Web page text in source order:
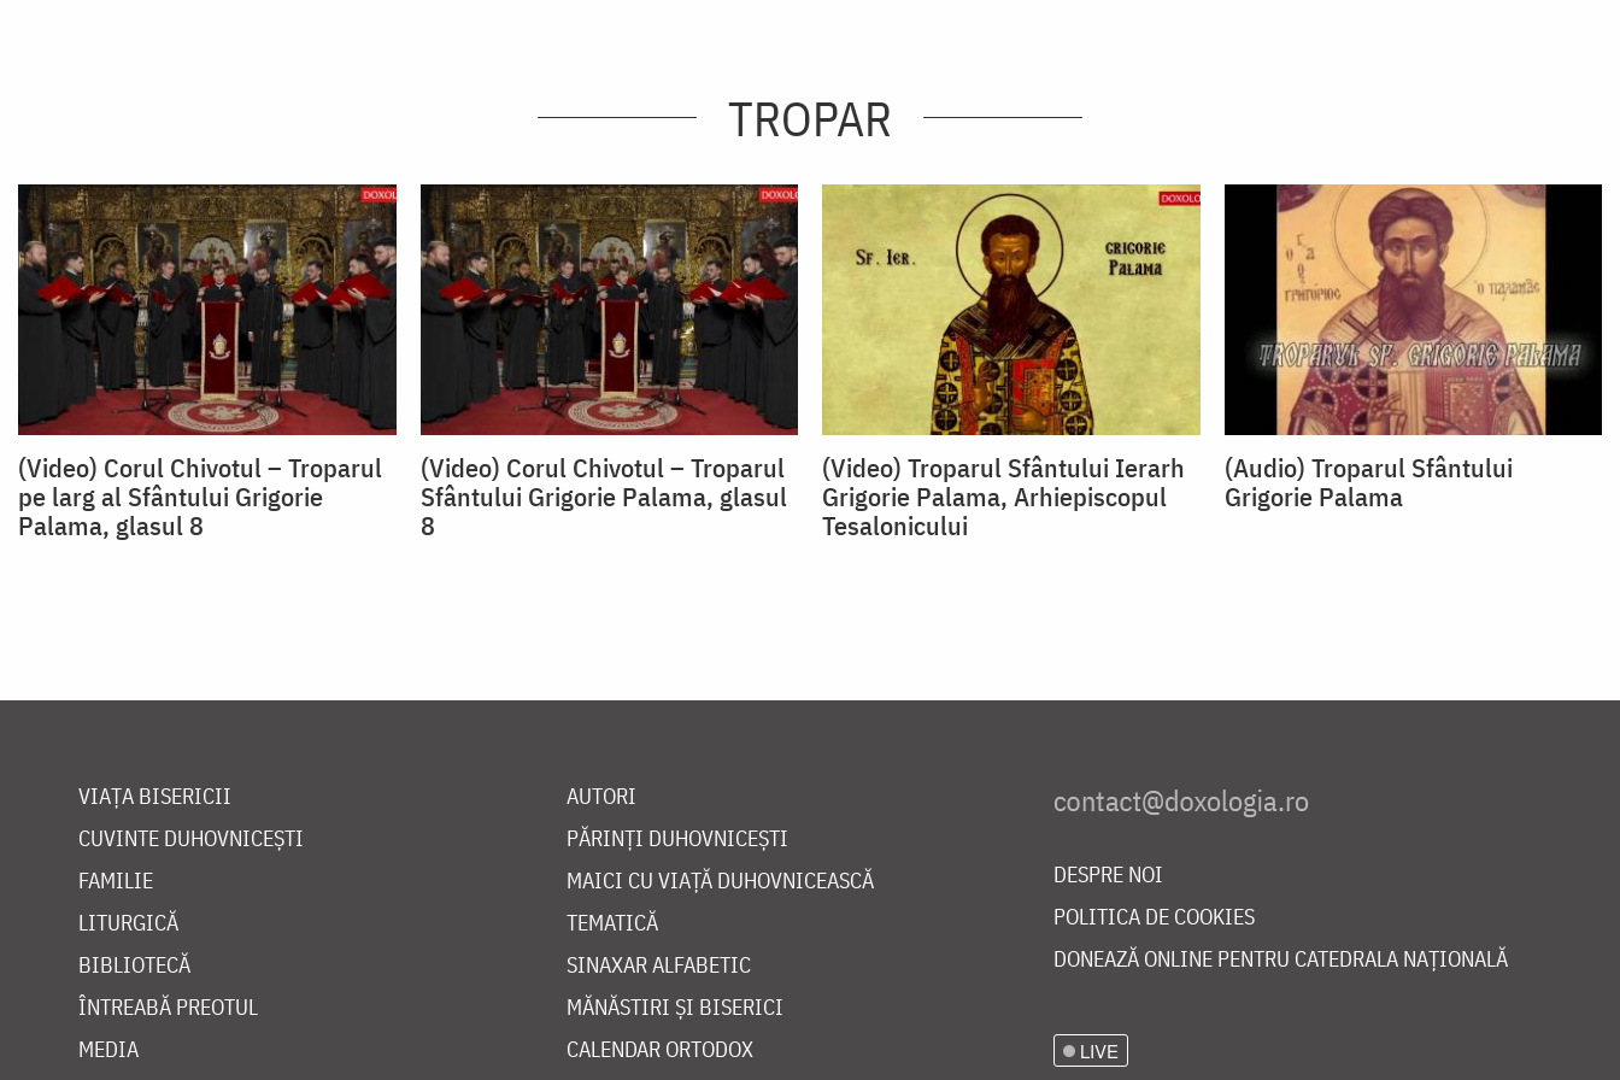
TROPAR
(Video) Corul Chivotul – Troparul
pe larg al Sfântului Grigorie
Palama, glasul 8
(Video) Corul Chivotul – Troparul
Sfântului Grigorie Palama, glasul
8
(Video) Troparul Sfântului Ierarh
Grigorie Palama, Arhiepiscopul
Tesalonicului
(Audio) Troparul Sfântului
Grigorie Palama
VIAȚA BISERICII
CUVINTE DUHOVNICEȘTI
FAMILIE
LITURGICĂ
BIBLIOTECĂ
ÎNTREABĂ PREOTUL
MEDIA
AUTORI
PĂRINȚI DUHOVNICEȘTI
MAICI CU VIAȚĂ DUHOVNICEASCĂ
TEMATICĂ
SINAXAR ALFABETIC
MĂNĂSTIRI ȘI BISERICI
CALENDAR ORTODOX
DESPRE NOI
POLITICA DE COOKIES
DONEAZĂ ONLINE PENTRU CATEDRALA NAȚIONALĂ
LIVE